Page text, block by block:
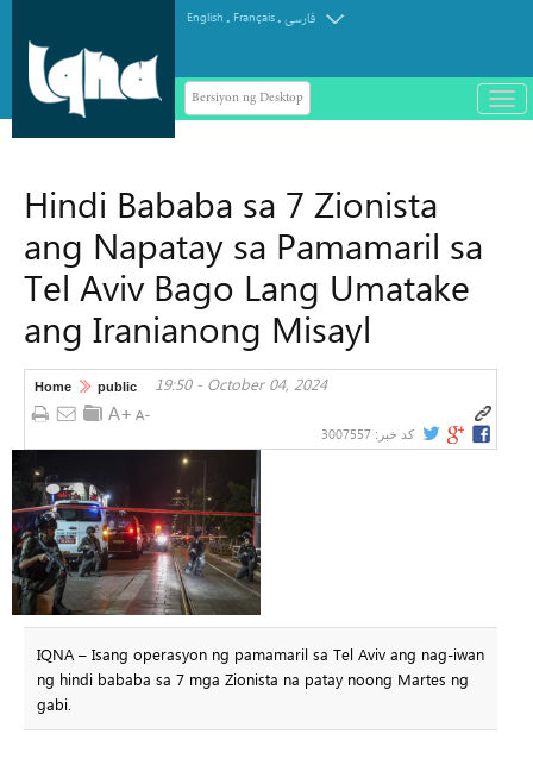
English . Français.فارسی
Bersiyon ng Desktop
باز
و
Hindi Bababa sa 7 Zionista
ang Napatay sa Pamamaril sa
Tel Aviv Bago Lang Umatake
ang Iranianong Misayl
Home public 19:50 - October 04, 2024
کد خبر: 3007557
IQNA – Isang operasyon ng pamamaril sa Tel Aviv ang nag-iwan
ng hindi bababa sa 7 mga Zionista na patay noong Martes ng
gabi.